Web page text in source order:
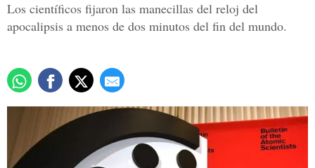
Los científicos fijaron las manecillas del reloj del
apocalipsis a menos de dos minutos del fin del mundo.